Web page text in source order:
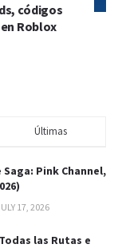
códigos
Roblox
Últimas
Pink Channel,
17, 2026
las Rutas e